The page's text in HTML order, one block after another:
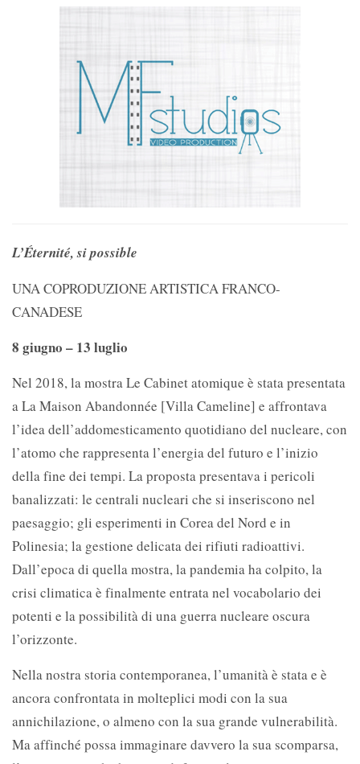
L’Éternité, si possible
UNA COPRODUZIONE ARTISTICA FRANCO-
CANADESE
8 giugno – 13 luglio
Nel 2018, la mostra Le Cabinet atomique è stata presentata
a La Maison Abandonnée [Villa Cameline] e affrontava
l’idea dell’addomesticamento quotidiano del nucleare, con
l’atomo che rappresenta l’energia del futuro e l’inizio
della fine dei tempi. La proposta presentava i pericoli
banalizzati: le centrali nucleari che si inseriscono nel
paesaggio; gli esperimenti in Corea del Nord e in
Polinesia; la gestione delicata dei rifiuti radioattivi.
Dall’epoca di quella mostra, la pandemia ha colpito, la
crisi climatica è finalmente entrata nel vocabolario dei
potenti e la possibilità di una guerra nucleare oscura
l’orizzonte.
Nella nostra storia contemporanea, l’umanità è stata e è
ancora confrontata in molteplici modi con la sua
annichilazione, o almeno con la sua grande vulnerabilità.
Ma affinché possa immaginare davvero la sua scomparsa,